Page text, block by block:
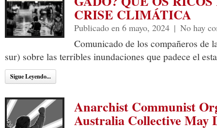
CRISE CLIMÁTICA
Publicado en 6 mayo, 2024 | No hay
Comunicado de los compañeros de
sur) sobre las terribles inundaciones que padece el
Sigue Leyendo...
Anarchist Communist
Australia Collective May